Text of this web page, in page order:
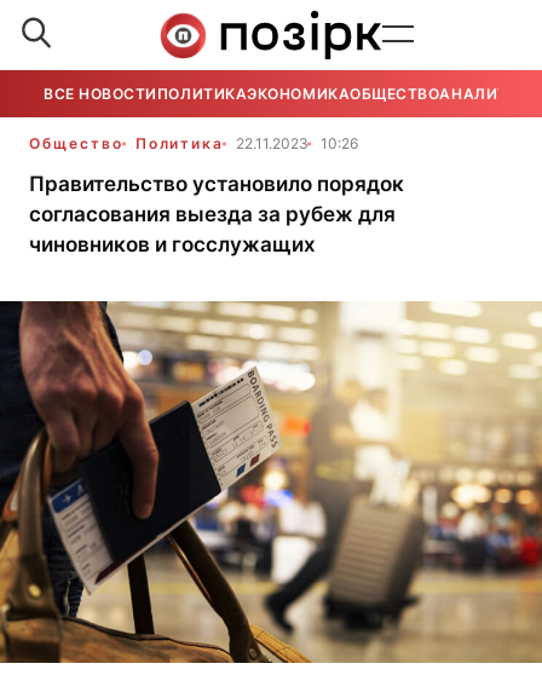
ВСЕ НОВОСТИ ПОЛИТИКАЭКОНОМИКАОБЩЕСТВОАНАЛИТИКА
Общество Политика 22.11.2023 10:26
Правительство установило порядок
согласования выезда за рубеж для
чиновников и госслужащих